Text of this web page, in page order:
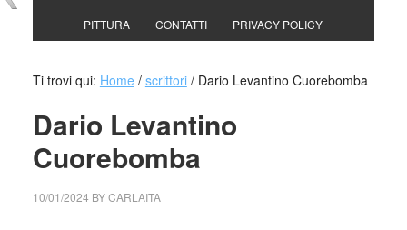
PITTURA CONTATTI PRIVACY POLICY
Ti trovi qui: Home / scrittori /Dario Levantino Cuorebomba
Dario Levantino
Cuorebomba
10/01/2024 BYCARLAITA